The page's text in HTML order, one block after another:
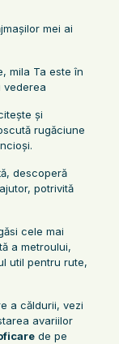
mei ai
mila Ta este în
vederea
și
rugăciune
descoperă
potrivită
cele mai
a metroului,
util pentru rute,
a căldurii, vezi
avariilor
de pe